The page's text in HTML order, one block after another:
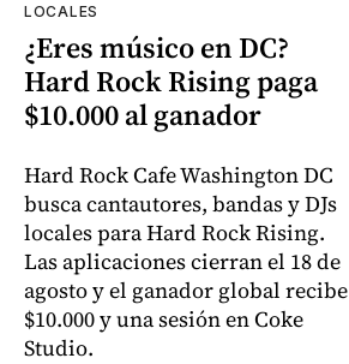
LOCALES
¿Eres músico en DC?
Hard Rock Rising paga
$10.000 al ganador
Hard Rock Cafe Washington DC
busca cantautores, bandas y DJs
locales para Hard Rock Rising.
Las aplicaciones cierran el 18 de
agosto y el ganador global recibe
$10.000 y una sesión en Coke
Studio.